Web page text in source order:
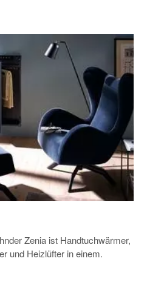
Zenia ist Handtuchwärmer,
und Heizlüfter in einem.